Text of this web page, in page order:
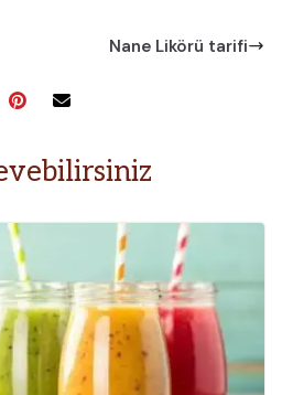
Nane Likörü tarifi